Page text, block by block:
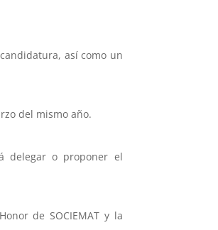
así como un
del mismo año.
delegar o proponer el
de SOCIEMAT y la